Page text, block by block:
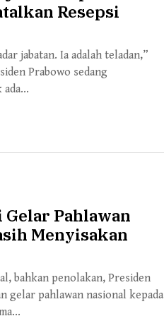
Resepsi
jabatan. Ia adalah teladan,”
Prabowo sedang
Pahlawan
Menyisakan
bahkan penolakan, Presiden
gelar pahlawan nasional kepada